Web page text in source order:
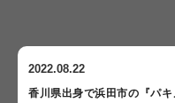
2022.08.22
香川県出身で浜田市の『パ